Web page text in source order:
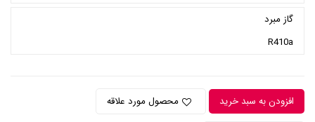
گاز مبرد
R410a
افزودن به سبد خرید محصول مورد علاقه